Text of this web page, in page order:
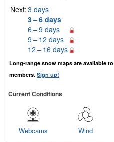
Next:3 days
3 – 6 days
6 – 9 days
9 – 12 days
12 – 16 days
Long-range snow maps are available to
members. Sign up!
Current Conditions
Wind
Webcams